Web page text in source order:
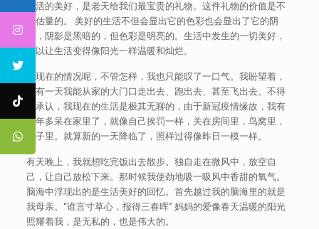
生活的美好，是老天给我们最宝贵的礼物。这件礼物的价值是不
可估量的。 美好的生活不但会显出它的色彩也会显出了它的阴
影，阴影是黑暗的，但色彩是明亮的。生活中发生的一切美好，
可以让生活变得像阳光一样温暖和灿烂。
对现在的情况呢，不管怎样，我也只能叹了一口气。我盼望着，
总有一天我能从家的大门口走出去、跑出去、甚至飞出去。不得
不承认，我现在的生活是极其无聊的，由于新冠疫情缘故，我有
一年多呆在家里了，就像自己挨罚一样，关在房间里，鸟窝里，
盒子里。就算新的一天降临了，照样过得像昨日一模一样。
有天晚上，我就想吃完饭出去散步。独自走在微风中，放空自
己，让自己放松下来。那时候我使劲地吸一吸风中香甜的氧气。
脑海中浮现出的是生活美好的回忆。首先越过我的脑海里的就是
我母亲。“谁言寸草心，报得三春晖” 妈妈的爱像春天温暖的阳光
照耀着我，是无私的，也是伟大的。